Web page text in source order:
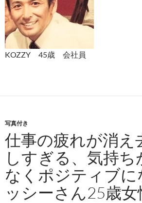
KOZZY 45歳 会社員
写真付き
仕事の疲れが消え
しすぎる、気持ち
なくポジティブに
ッシーさん25歳女